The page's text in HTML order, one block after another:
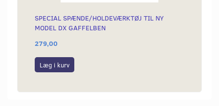
SPECIAL SPÆNDE/HOLDEVÆRKTØJ TIL NY
MODEL DX GAFFELBEN
279,00
Læg i kurv